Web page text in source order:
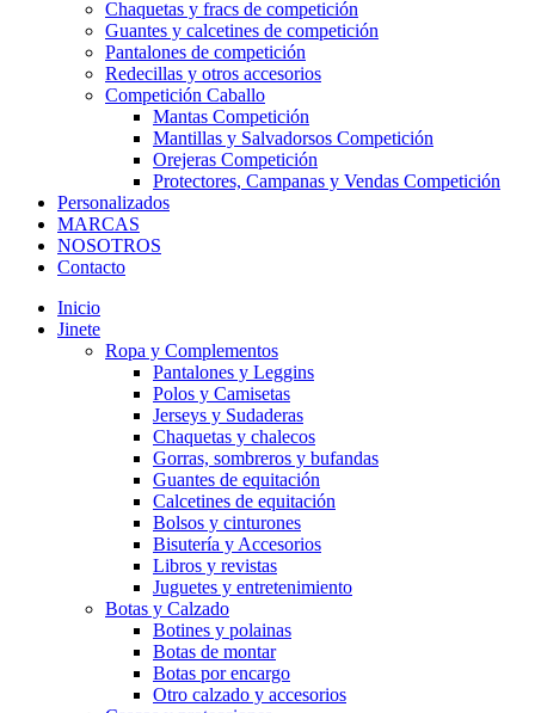
Chaquetas y fracs de competición
Guantes y calcetines de competición
Pantalones de competición
Redecillas y otros accesorios
Competición Caballo
Mantas Competición
Mantillas y Salvadorsos Competición
Orejeras Competición
Protectores, Campanas y Vendas Competición
Personalizados
MARCAS
NOSOTROS
Contacto
Inicio
Jinete
Ropa y Complementos
Pantalones y Leggins
Polos y Camisetas
Jerseys y Sudaderas
Chaquetas y chalecos
Gorras, sombreros y bufandas
Guantes de equitación
Calcetines de equitación
Bolsos y cinturones
Bisutería y Accesorios
Libros y revistas
Juguetes y entretenimiento
Botas y Calzado
Botines y polainas
Botas de montar
Botas por encargo
Otro calzado y accesorios